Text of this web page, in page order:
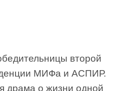
второй
МИФа и АСПИР.
драма о жизни одной